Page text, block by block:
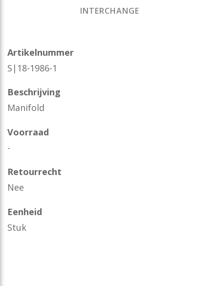
INTERCHANGE
Artikelnummer
S|18-1986-1
Beschrijving
Manifold
Voorraad
-
Retourrecht
Nee
Eenheid
Stuk